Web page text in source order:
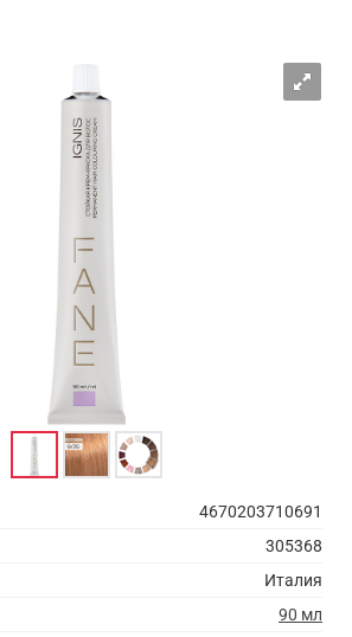
4670203710691
305368
Италия
90 мл